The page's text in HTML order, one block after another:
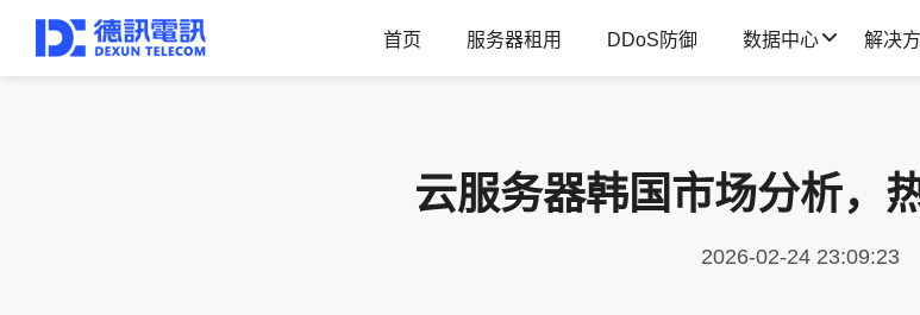
首页 服务器租用 DDoS防御 数据中心 解决
云服务器韩国市场分析，
2026-02-24 23:09:23